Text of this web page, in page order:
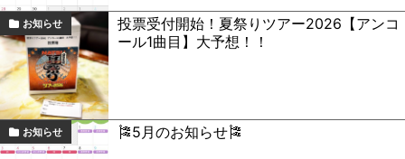
お知らせ
投票受付開始！夏祭りツアー2026【アンコ
ール1曲目】大予想！！
お知らせ 🎏5月のお知らせ🎏